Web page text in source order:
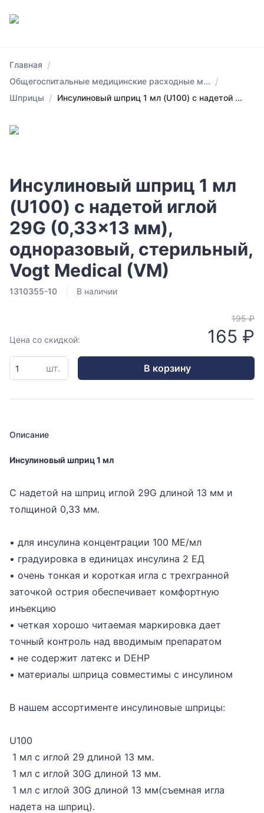
Главная /
Общегоспитальные медицинские расходные м... /
Шприцы / Инсулиновый шприц 1 мл (U100) с надетой ...
Инсулиновый шприц 1 мл
(U100) с надетой иглой
29G (0,33x13 мм),
одноразовый, стерильный,
Vogt Medical (VM)
1310355-10 В наличии
Цена со скидкой:
195 ₽
165 ₽
шт. В корзину
Описание
Инсулиновый шприц 1 мл
С надетой на шприц иглой 29G длиной 13 мм и
толщиной 0,33 мм.
• для инсулина концентрации 100 МЕ/мл
• градуировка в единицах инсулина 2 ЕД
• очень тонкая и короткая игла с трехгранной
заточкой острия обеспечивает комфортную
инъекцию
• четкая хорошо читаемая маркировка дает
точный контроль над вводимым препаратом
• не содержит латекс и DEHP
• материалы шприца совместимы с инсулином
В нашем ассортименте инсулиновые шприцы:
U100
1 мл с иглой 29 длиной 13 мм.
1 мл с иглой 30G длиной 13 мм.
1 мл с иглой 30G длиной 13 мм(съемная игла
надета на шприц).